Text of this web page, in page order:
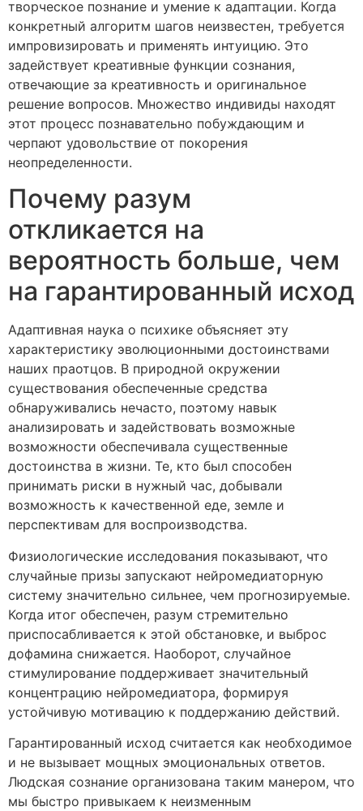
творческое познание и умение к адаптации. Когда
конкретный алгоритм шагов неизвестен, требуется
импровизировать и применять интуицию. Это
задействует креативные функции сознания,
отвечающие за креативность и оригинальное
решение вопросов. Множество индивиды находят
этот процесс познавательно побуждающим и
черпают удовольствие от покорения
неопределенности.
Почему разум
откликается на
вероятность больше, чем
на гарантированный исход
Адаптивная наука о психике объясняет эту
характеристику эволюционными достоинствами
наших праотцов. В природной окружении
существования обеспеченные средства
обнаруживались нечасто, поэтому навык
анализировать и задействовать возможные
возможности обеспечивала существенные
достоинства в жизни. Те, кто был способен
принимать риски в нужный час, добывали
возможность к качественной еде, земле и
перспективам для воспроизводства.
Физиологические исследования показывают, что
случайные призы запускают нейромедиаторную
систему значительно сильнее, чем прогнозируемые.
Когда итог обеспечен, разум стремительно
приспосабливается к этой обстановке, и выброс
дофамина снижается. Наоборот, случайное
стимулирование поддерживает значительный
концентрацию нейромедиатора, формируя
устойчивую мотивацию к поддержанию действий.
Гарантированный исход считается как необходимое
и не вызывает мощных эмоциональных ответов.
Людская сознание организована таким манером, что
мы быстро привыкаем к неизменным